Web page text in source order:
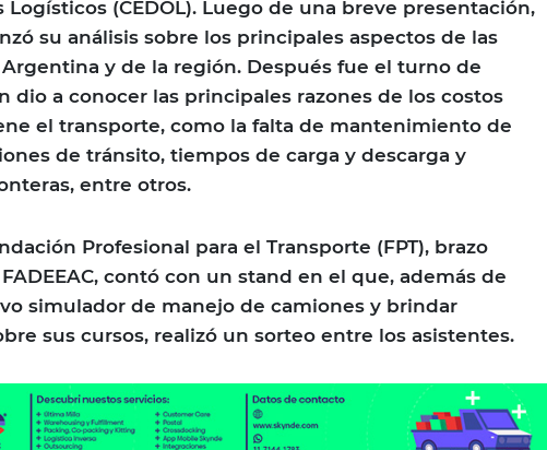
Logísticos (CEDOL). Luego de una breve presentación,
su análisis sobre los principales aspectos de las
y de la región. Después fue el turno de
dio a conocer las principales razones de los costos
el transporte, como la falta de mantenimiento de
de tránsito, tiempos de carga y descarga y
entre otros.
Profesional para el Transporte (FPT), brazo
contó con un stand en el que, además de
simulador de manejo de camiones y brindar
sus cursos, realizó un sorteo entre los asistentes.